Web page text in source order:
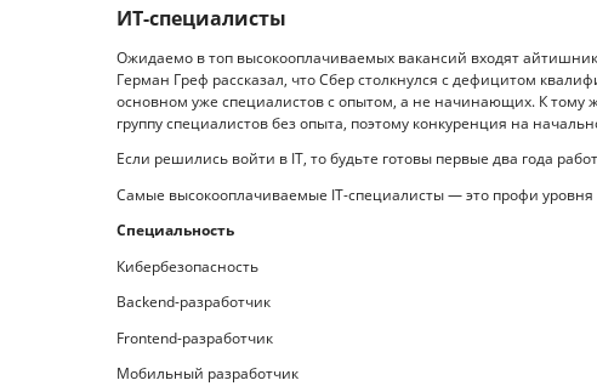
ИТ-специалисты
Ожидаемо в топ высокооплачиваемых вакансий входят
Герман Греф рассказал, что Сбер столкнулся с дефицитом
основном уже специалистов с опытом, а не начинающих. К
группу специалистов без опыта, поэтому конкуренция на
Если решились войти в IT, то будьте готовы первые два года
Самые высокооплачиваемые IT-специалисты — это профи уровня
Специальность
Кибербезопасность 220–250
Backend-разработчик 150–200
Frontend-разработчик 130
Мобильный разработчик 150